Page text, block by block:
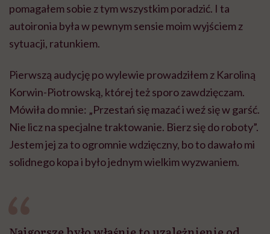
solidnego kopa i było jednym wielkim wyzwaniem.
Najgorsze było właśnie to uzależnienie od
otoczenia, od osób trzecich. Przez bardzo
długi czas byłem na nie skazany. Ktoś musiał
mi pomóc w codziennych sprawach,
codziennych czynnościach. (...) Bałem się, że
to wszystko zostanie. Bałem się, że być może
nigdy nie wrócę do poprzedniej sprawności i